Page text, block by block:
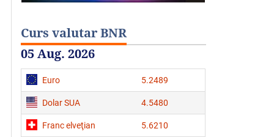
Curs valutar BNR
05 Aug. 2026
Euro 5.2489
Dolar SUA 4.5480
Franc elveţian 5.6210